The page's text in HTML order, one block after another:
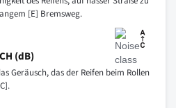
[E] Bremsweg.
(dB)
Geräusch, das der Reifen beim Rollen